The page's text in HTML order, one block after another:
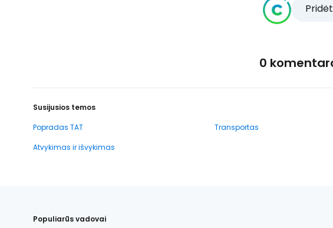
0
Susijusios temos
Popradas TAT
Transportas
Atvykimas ir išvykimas
Populiarūs vadovai